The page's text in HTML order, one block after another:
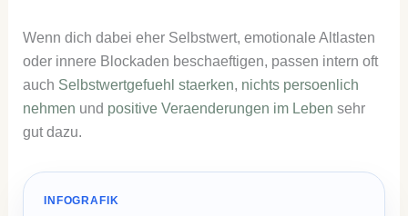
Wenn dich dabei eher Selbstwert, emotionale Altlasten
oder innere Blockaden beschaeftigen, passen intern oft
auch Selbstwertgefuehl staerken, nichts persoenlich
nehmen und positive Veraenderungen im Leben sehr
gut dazu.
INFOGRAFIK